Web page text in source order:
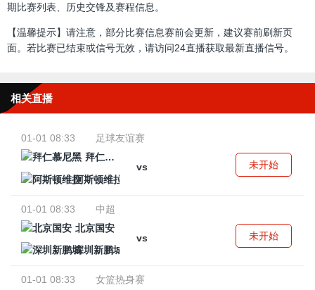
期比赛列表、历史交锋及赛程信息。
【温馨提示】请注意，部分比赛信息赛前会更新，建议赛前刷新页
面。若比赛已结束或信号无效，请访问24直播获取最新直播信号。
相关直播
01-01 08:33
足球友谊赛
拜仁慕尼黑
vs
阿斯顿维拉
未开始
01-01 08:33
中超
北京国安
vs
深圳新鹏城
未开始
01-01 08:33
女篮热身赛